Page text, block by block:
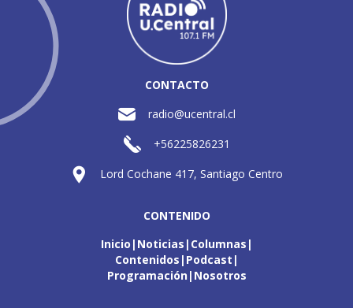
CONTACTO
radio@ucentral.cl
+56225826231
Lord Cochane 417, Santiago Centro
CONTENIDO
Inicio Noticias Columnas
Contenidos Podcast
Programación Nosotros